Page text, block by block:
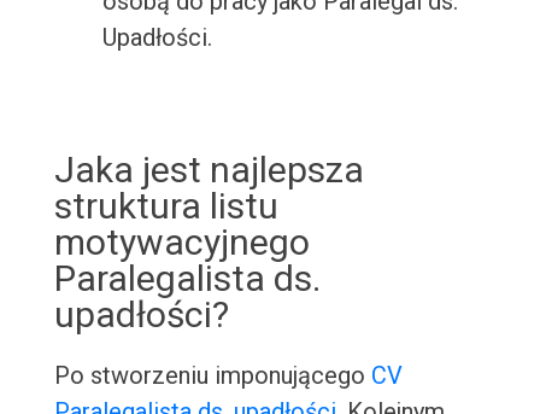
Upadłości.
Jaka jest najlepsza
struktura listu
motywacyjnego
Paralegalista ds.
upadłości?
Po stworzeniu imponującego CV